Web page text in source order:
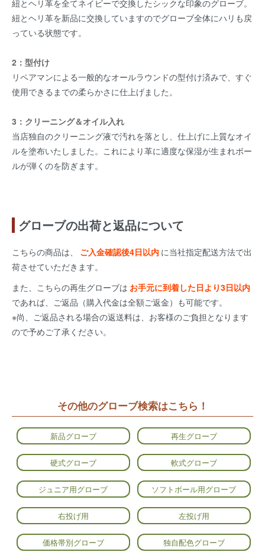
紐とヘリ革を全てネイビーで交換したシックな印象のグローブ。
紐とヘリ革を新品に交換していますのでグローブ全体にハリも戻
っている状態です。
2：型付け
リペアマンによる一般的なオールラウンドの型付け済みで、すぐ
使用できるまでの柔らかさに仕上げました。
3：クリーニング＆オイル入れ
当店独自のクリーニング液で汚れを落とし、仕上げに上質なオイ
ルを塗布いたしました。これにより革に適度な保湿が生まれボー
ルが弾くのを防ぎます。
グローブの出荷と返品について
こちらの商品は、 ご入金確認後4日以内 に当社指定配送方法で出
荷させていただきます。
また、こちらの再生グローブは お手元に到着した日より3日以内
であれば、ご返品（購入代金は全額ご返金）も可能です。
※尚、ご返品される場合の返送料は、お客様のご負担となります
ので予めご了承ください。
その他のグローブ検索はこちら！
新品グローブ 再生グローブ
硬式グローブ 軟式グローブ
ジュニア用グローブ ソフトボール用グローブ
右投げ用 左投げ用
価格帯別グローブ 独自配色グローブ